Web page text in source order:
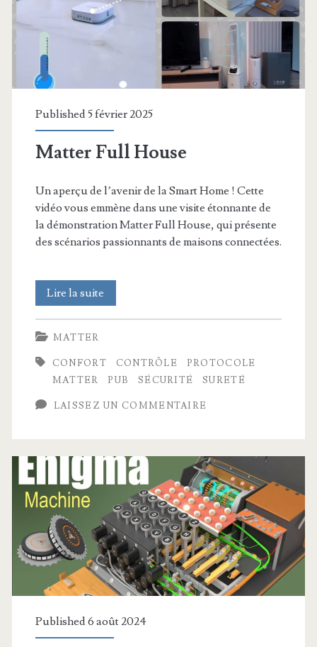
Pro
Published 5 février 2025
Matter Full House
Un aperçu de l’avenir de la Smart Home ! Cette
vidéo vous emmène dans une visite étonnante de
la démonstration Matter Full House, qui présente
des scénarios passionnants de maisons connectées.
Lire la suite
Full
MATTER
CONFORT CONTRÔLE
PROTOCOLE
MATTER
PUB SÉCURITÉ SURETÉ
LAISSEZ UN COMMENTAIRE
Published 6 août 2024